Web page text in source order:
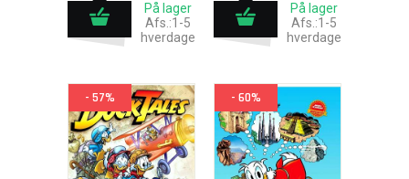
På lager
Afs.:1-5
hverdage
På lager
Afs.:1-5
hverdage
- 57% - 60%